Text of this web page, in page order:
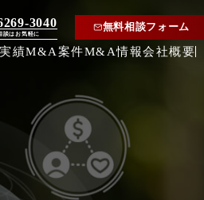
3040
談はお気軽に
無料相談フォーム
績M&A案件M&A情報会社概要